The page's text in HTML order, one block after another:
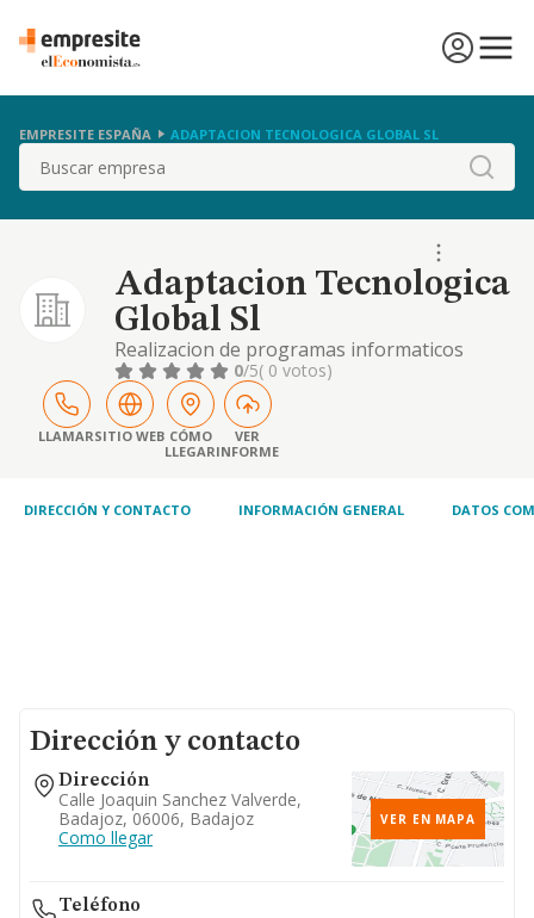
EMPRESITE ESPAÑA ADAPTACION TECNOLOGICA GLOBAL SL
Buscar
Adaptacion Tecnologica
Global Sl
Realizacion de programas informaticos
0/5( 0 votos)
LLAMARSITIO WEB CÓMO
LLEGAR
VER
INFORME
DIRECCIÓN Y CONTACTO INFORMACIÓN GENERAL DATOS
Dirección y contacto
Dirección
Calle Joaquin Sanchez Valverde,
Badajoz, 06006, Badajoz
Como llegar
VER EN MAPA
Teléfono